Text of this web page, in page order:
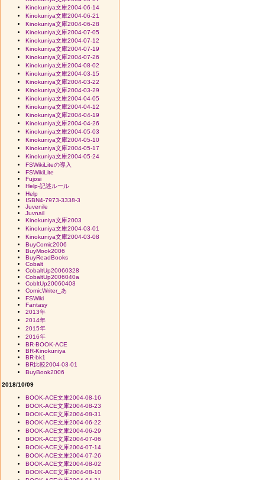
Kinokuniya文庫2004-06-14
Kinokuniya文庫2004-06-21
Kinokuniya文庫2004-06-28
Kinokuniya文庫2004-07-05
Kinokuniya文庫2004-07-12
Kinokuniya文庫2004-07-19
Kinokuniya文庫2004-07-26
Kinokuniya文庫2004-08-02
Kinokuniya文庫2004-03-15
Kinokuniya文庫2004-03-22
Kinokuniya文庫2004-03-29
Kinokuniya文庫2004-04-05
Kinokuniya文庫2004-04-12
Kinokuniya文庫2004-04-19
Kinokuniya文庫2004-04-26
Kinokuniya文庫2004-05-03
Kinokuniya文庫2004-05-10
Kinokuniya文庫2004-05-17
Kinokuniya文庫2004-05-24
FSWikiLiteの導入
FSWikiLite
Fujosi
Help-記述ルール
Help
ISBN4-7973-3338-3
Juvenile
Juvnail
Kinokuniya文庫2003
Kinokuniya文庫2004-03-01
Kinokuniya文庫2004-03-08
BuyComic2006
BuyMook2006
BuyReadBooks
Cobalt
CobaltUp20060328
CobaltUp2006040a
CobltUp20060403
ComicWriter_あ
FSWiki
Fantasy
2013年
2014年
2015年
2016年
BR-BOOK-ACE
BR-Kinokuniya
BR-bk1
BR比較2004-03-01
BuyBook2006
2018/10/09
BOOK-ACE文庫2004-08-16
BOOK-ACE文庫2004-08-23
BOOK-ACE文庫2004-08-31
BOOK-ACE文庫2004-06-22
BOOK-ACE文庫2004-06-29
BOOK-ACE文庫2004-07-06
BOOK-ACE文庫2004-07-14
BOOK-ACE文庫2004-07-26
BOOK-ACE文庫2004-08-02
BOOK-ACE文庫2004-08-10